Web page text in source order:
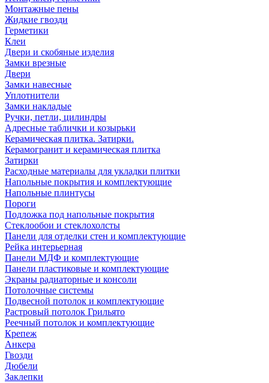
Монтажные пены
Жидкие гвозди
Герметики
Клеи
Двери и скобяные изделия
Замки врезные
Двери
Замки навесные
Уплотнители
Замки накладые
Ручки, петли, цилиндры
Адресные таблички и козырьки
Керамическая плитка. Затирки.
Керамогранит и керамическая плитка
Затирки
Расходные материалы для укладки плитки
Напольные покрытия и комплектующие
Напольные плинтусы
Пороги
Подложка под напольные покрытия
Стеклообои и стеклохолсты
Панели для отделки стен и комплектующие
Рейка интерьерная
Панели МДФ и комплектующие
Панели пластиковые и комплектующие
Экраны радиаторные и консоли
Потолочные системы
Подвесной потолок и комплектующие
Растровый потолок Грильято
Реечный потолок и комплектующие
Крепеж
Анкера
Гвозди
Дюбели
Заклепки